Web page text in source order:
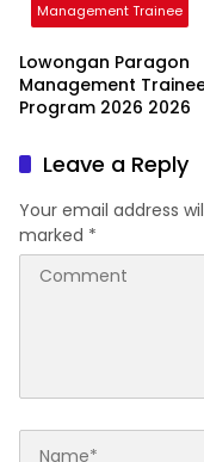
Management Trainee
Lowongan Paragon
Management
Program 2026 2026
Leave a Reply
Your email address
marked *